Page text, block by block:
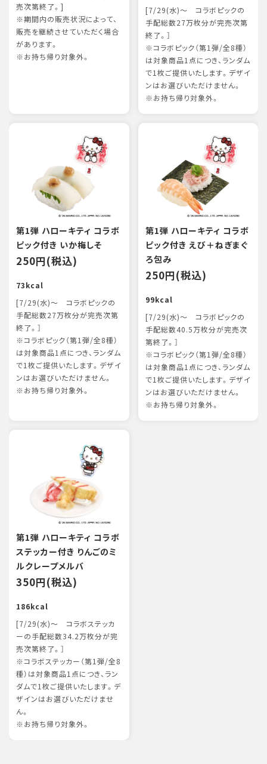
売次第終了。]
※期間内の販売状況によって、
販売を継続させていただく場合
があります。
※お持ち帰り対象外。
[7/29(水)～ コラボピックの
手配総数27万枚分が完売次第
終了。］
※コラボピック（第1弾/全8種）
は対象商品1点につき、ランダム
で1枚ご提供いたします。デザイ
ンはお選びいただけません。
※お持ち帰り対象外。
第1弾 ハローキティ コラボ
ピック付き いか梅しそ
250円(税込)
73kcal
[7/29(水)～ コラボピックの
手配総数27万枚分が完売次第
終了。］
※コラボピック（第1弾/全8種）
は対象商品1点につき、ランダム
で1枚ご提供いたします。デザイ
ンはお選びいただけません。
※お持ち帰り対象外。
第1弾 ハローキティ コラボ
ピック付き えび＋ねぎまぐ
ろ包み
250円(税込)
99kcal
[7/29(水)～ コラボピックの
手配総数40.5万枚分が完売次
第終了。］
※コラボピック（第1弾/全8種）
は対象商品1点につき、ランダム
で1枚ご提供いたします。デザイ
ンはお選びいただけません。
※お持ち帰り対象外。
第1弾 ハローキティ コラボ
ステッカー付き りんごのミ
ルクレープメルバ
350円(税込)
186kcal
[7/29(水)～ コラボステッカ
ーの手配総数34.2万枚分が完
売次第終了。］
※コラボステッカー（第1弾/全8
種）は対象商品1点につき、ラン
ダムで1枚ご提供いたします。デ
ザインはお選びいただけませ
ん。
※お持ち帰り対象外。